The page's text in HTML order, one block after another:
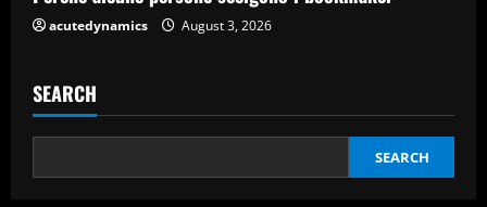
gacutedynamics August 3, 2026
SEARCH
SEARCH